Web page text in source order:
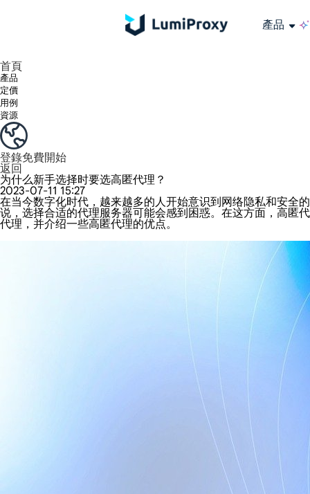
產品
首頁
產品
定價
用例
資源
登錄免費開始
返回
为什么新手选择时要选高匿代理？
2023-07-11 15:27
在当今数字化时代，越来越多的人开始意识到网络隐私和安全
说，选择合适的代理服务器可能会感到困惑。在这方面，高匿
代理，并介绍一些高匿代理的优点。